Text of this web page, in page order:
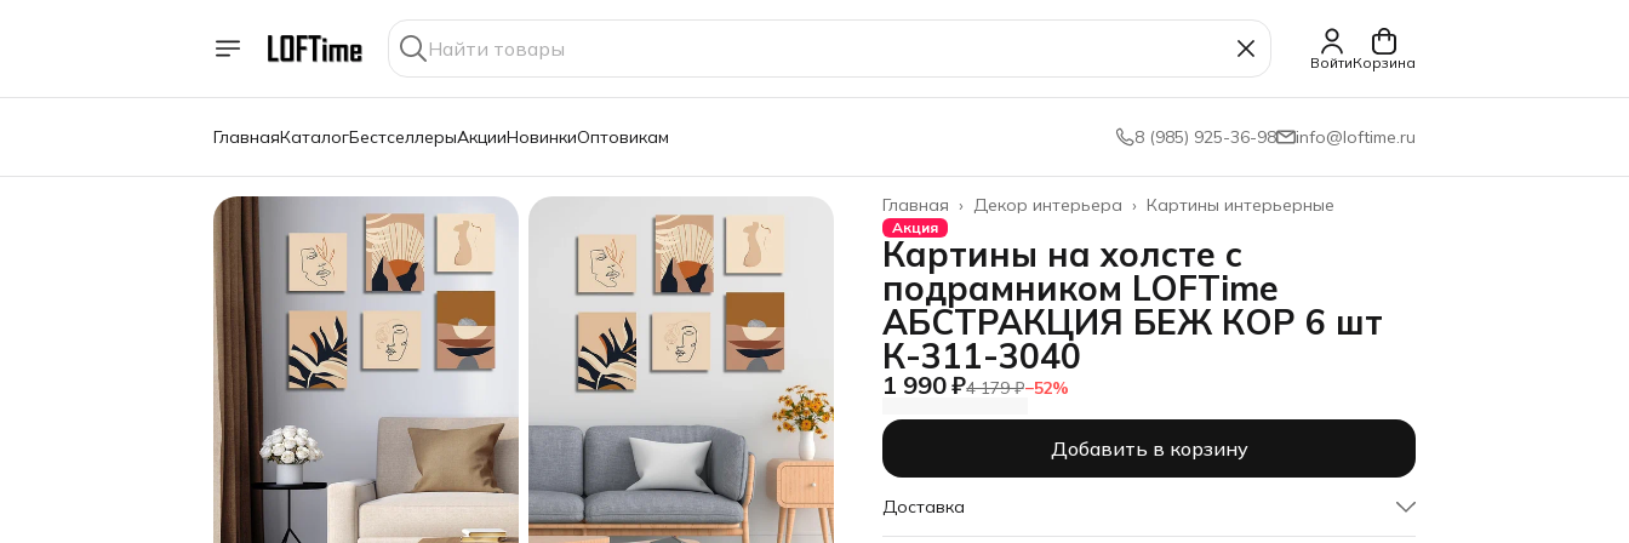
ВойтиКорзина
ГлавнаяКаталогБестселлерыАкцииНовинкиОптовикам 8 (985) 925-36-98 info@loftime.ru
Картины интерьерные
Декор интерьера ›
Главная ›
Акция
Картины на холсте с
подрамником LOFTime
АБСТРАКЦИЯ БЕЖ КОР 6 шт
К-311-3040
1 990 ₽4 179 ₽−52%
Добавить в корзину
Доставка